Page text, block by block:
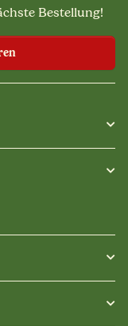
Bestellung!